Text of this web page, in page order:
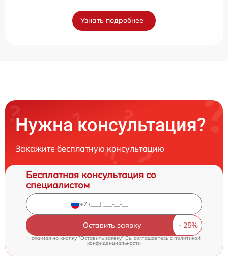
Узнать подробнее
Нужна консультация?
Закажите бесплатную консультацию
Бесплатная консультация со
специалистом
Оставить заявку
Нажимая на кнопку "Оставить заявку" Вы соглашаетесь cполитикой
конфиденциальности